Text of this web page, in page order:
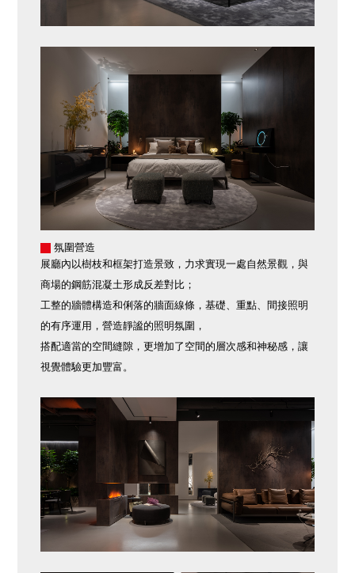
氛圍營造
展廳內以樹枝和框架打造景致，力求實現一處自然景觀，與
商場的鋼筋混凝土形成反差對比；
工整的牆體構造和俐落的牆面線條，基礎、重點、間接照明
的有序運用，營造靜謐的照明氛圍，
搭配適當的空間縫隙，更增加了空間的層次感和神秘感，讓
視覺體驗更加豐富。